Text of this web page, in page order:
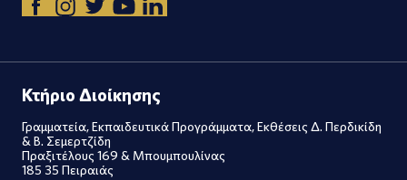
Κτήριο Διοίκησης
Γραμματεία, Εκπαιδευτικά Προγράμματα, Εκθέσεις Δ. Περδικίδη
& Β. Σεμερτζίδη
Πραξιτέλους 169 & Μπουμπουλίνας
185 35 Πειραιάς